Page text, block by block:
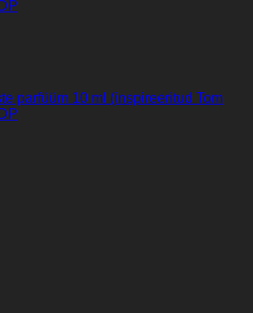
parfüüm 10 ml (inspireeritud Tom